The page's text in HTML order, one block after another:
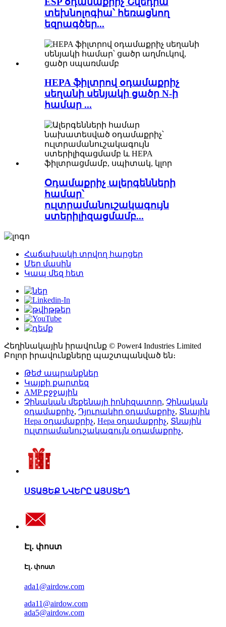
տեխնոլոգիա՝ հեռացնող
եզրագծեր...
HEPA ֆիլտրով օդամաքրիչ
սեղանի սենյակի ցածր N-ի
համար ...
Օդամաքրիչ ալերգենների
համար՝
ուլտրամանուշակագույն
ստերիլիզացմամբ...
Հաճախակի տրվող հարցեր
Մեր մասին
Կապ մեզ հետ
Հեղինակային իրավունք © Power4 Industries Limited
Բոլոր իրավունքները պաշտպանված են։
Թեժ ապրանքներ
Կայքի քարտեզ
AMP բջջային
Չինական մեքենայի իոնիզատոր, Չինական
օդամաքրիչ, Դյուրակիր օդամաքրիչ, Տնային
Hepa օդամաքրիչ, Hepa օդամաքրիչ, Տնային
ուլտրամանուշակագույն օդամաքրիչ,
ՍՏԱՑԵՔ ՆՎԵՐԸ ԱՅՍՏԵՂ
Էլ․ փոստ
Էլ․ փոստ
ada1@airdow.com
ada11@airdow.com
ada5@airdow.com